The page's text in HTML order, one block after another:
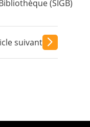
(SIGB)
suivant